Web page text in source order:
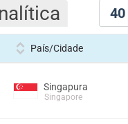
40
País/Cidade
Singapura
Singapore